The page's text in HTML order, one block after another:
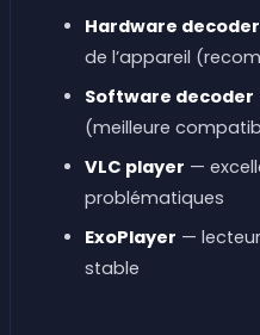
Hardware decoder
de l’appareil
Software decoder
(meilleure
VLC player —
problématiques
ExoPlayer —
stable